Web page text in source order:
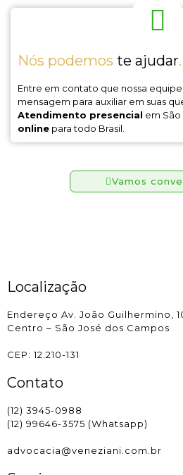
Nós podemos te ajudar.
Entre em contato que nossa
mensagem para auxiliar em suas
Atendimento presencial em São
online para todo Brasil.
Vamos
Localização
Endereço Av. João Guilhermino,
Centro – São José dos Campos
CEP: 12.210-131
Contato
(12) 3945-0988
(12) 99646-3575 (Whatsapp)
advocacia@veneziani.com.br